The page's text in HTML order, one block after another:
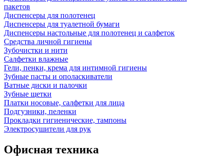
пакетов
Диспенсеры для полотенец
Диспенсеры для туалетной бумаги
Диспенсеры настольные для полотенец и салфеток
Средства личной гигиены
Зубочистки и нити
Салфетки влажные
Гели, пенки, крема для интимной гигиены
Зубные пасты и ополаскиватели
Ватные диски и палочки
Зубные щетки
Платки носовые, салфетки для лица
Подгузники, пеленки
Прокладки гигиенические, тампоны
Электросушители для рук
Офисная техника